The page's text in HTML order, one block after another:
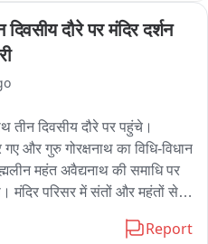
में काम कर रहा हूं किरोड़ी ने कहा
बनाएंगे जहां बालिका शिक्षा को
भी फोकस रहेगा । वही कैबिनेट
पर आरक्षण को लेकर करारा हमला
तो वही प्रधानमंत्री नरेंद्र मोदी
करती है राजनीति करती है
बातों में कोई दम नहीं वह सिर्फ
है लेकिन धरातल पर उन चालों
दौरे पर मंदिर दर्शन
तीन दिवसीय दौरे पर पहुंचे।
और गुरु गोरक्षनाथ का विधि-विधान
महंत अवैद्यनाथ की समाधि पर
मंदिर परिसर में संतों और महंतों से
वह नगर निगम के रानी लक्ष्मीबाई
Report